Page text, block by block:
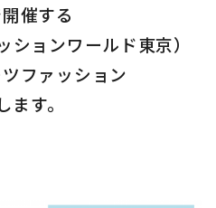
ちら
催する
ションワールド東京）
ファッション
す。